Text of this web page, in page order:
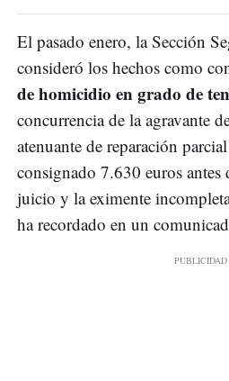
El pasado enero, la Sección
consideró los hechos como
de homicidio en grado de
concurrencia de la agravante
atenuante de reparación
consignado 7.630 euros antes
juicio y la eximente
ha recordado en un